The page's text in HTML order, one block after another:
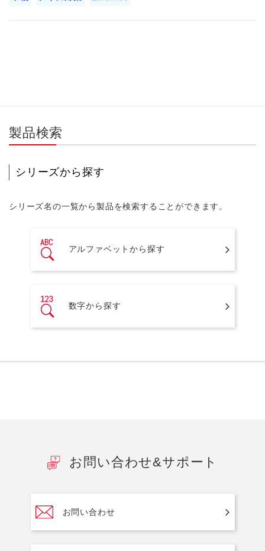
製品検索
シリーズから探す
シリーズ名の一覧から製品を検索することができます。
アルファベットから探す
数字から探す
お問い合わせ&サポート
お問い合わせ